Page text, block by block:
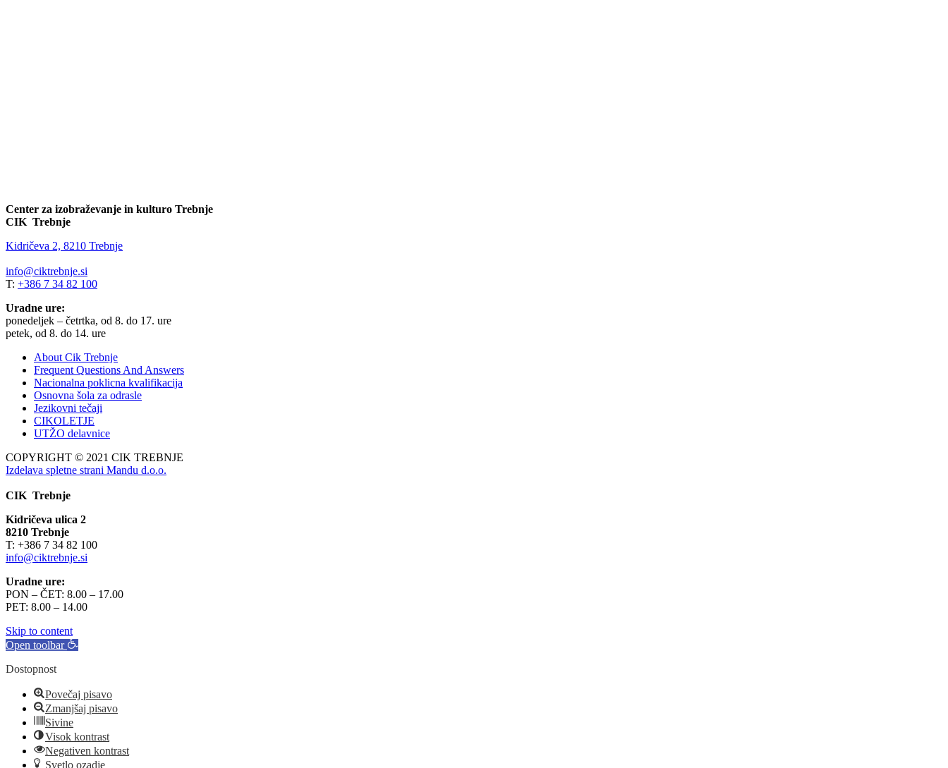
Center za izobraževanje in kulturo Trebnje
CIK Trebnje
Kidričeva 2, 8210 Trebnje
info@ciktrebnje.si
T: +386 7 34 82 100
Uradne ure:
ponedeljek – četrtka, od 8. do 17. ure
petek, od 8. do 14. ure
About Cik Trebnje
Frequent Questions And Answers
Nacionalna poklicna kvalifikacija
Osnovna šola za odrasle
Jezikovni tečaji
CIKOLETJE
UTŽO delavnice
COPYRIGHT © 2021 CIK TREBNJE
Izdelava spletne strani Mandu d.o.o.
CIK Trebnje
Kidričeva ulica 2
8210 Trebnje
T: +386 7 34 82 100
info@ciktrebnje.si
Uradne ure:
PON – ČET: 8.00 – 17.00
PET: 8.00 – 14.00
Skip to content
Open toolbar
Dostopnost
Povečaj pisavo
Zmanjšaj pisavo
Sivine
Visok kontrast
Negativen kontrast
Svetlo ozadje